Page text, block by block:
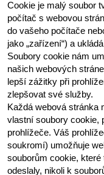
Cookie je malý soubor
počítač s webovou
do vašeho počítače
jako „zařízení“) a
Soubory cookie nám
našich webových
lepší zážitky při
zlepšovat své služby.
Každá webová stránka
vlastní soubory cookie,
prohlížeče. Váš
soukromí) umožňuje
souborům cookie,
odeslaly, nikoli k